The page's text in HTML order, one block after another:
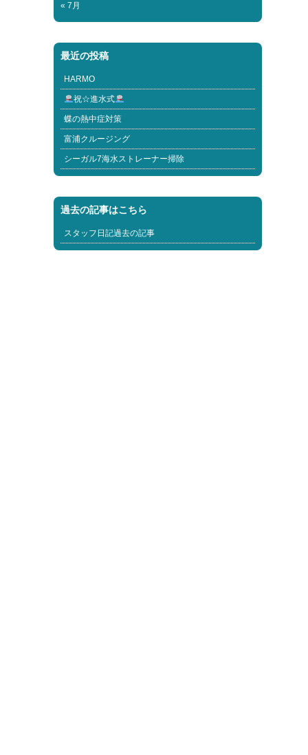
« 7月
最近の投稿
HARMO
祝☆進水式
蝶の熱中症対策
富浦クルージング
シーガル7海水ストレーナー掃除
過去の記事はこちら
スタッフ日記過去の記事